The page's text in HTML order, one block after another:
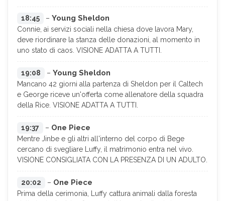
18:45 – Young Sheldon
Connie, ai servizi sociali nella chiesa dove lavora Mary,
deve riordinare la stanza delle donazioni, al momento in
uno stato di caos. VISIONE ADATTA A TUTTI.
19:08 – Young Sheldon
Mancano 42 giorni alla partenza di Sheldon per il Caltech
e George riceve un'offerta come allenatore della squadra
della Rice. VISIONE ADATTA A TUTTI.
19:37 – One Piece
Mentre Jinbe e gli altri all'interno del corpo di Bege
cercano di svegliare Luffy, il matrimonio entra nel vivo.
VISIONE CONSIGLIATA CON LA PRESENZA DI UN ADULTO.
20:02 – One Piece
Prima della cerimonia, Luffy cattura animali dalla foresta